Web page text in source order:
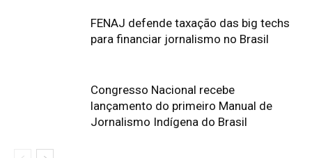
FENAJ defende taxação das big techs
para financiar jornalismo no Brasil
Congresso Nacional recebe
lançamento do primeiro Manual de
Jornalismo Indígena do Brasil